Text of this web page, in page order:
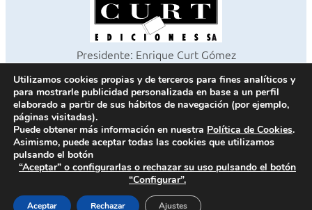
Presidente: Enrique Curt Gómez
©2026 Revista Cocinas y Baños
Todos los derechos reservados
Paseo de Gracia, 63. 1º 2ª. 08008 Barcelona -
Fax 933 183 505
Política de cookies
Política de privacidad
Utilizamos cookies propias y de terceros para fines analíticos y
para mostrarle publicidad personalizada en base a un perfil
elaborado a partir de sus hábitos de navegación (por ejemplo,
páginas visitadas).
Puede obtener más información en nuestra Política de Cookies.
Asimismo, puede aceptar todas las cookies que utilizamos
pulsando el botón
“Aceptar” o configurarlas o rechazar su uso pulsando el botón
“Configurar”.
Aceptar Rechazar Ajustes